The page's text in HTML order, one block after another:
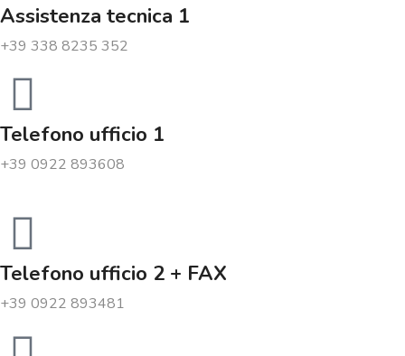
Assistenza tecnica 1
+39 338 8235 352
Telefono ufficio 1
+39 0922 893608
Telefono ufficio 2 + FAX
+39 0922 893481